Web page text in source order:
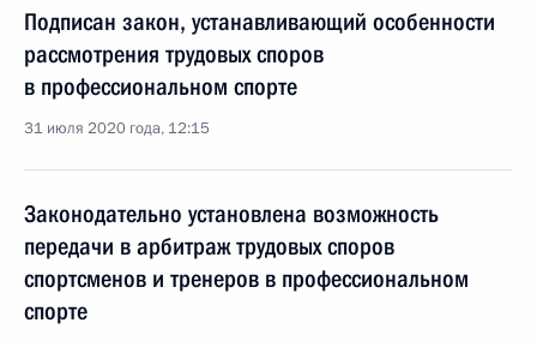
Подписан закон, устанавливающий особенности
рассмотрения трудовых споров
в профессиональном спорте
31 июля 2020 года, 12:15
Законодательно установлена возможность
передачи в арбитраж трудовых споров
спортсменов и тренеров в профессиональном
спорте